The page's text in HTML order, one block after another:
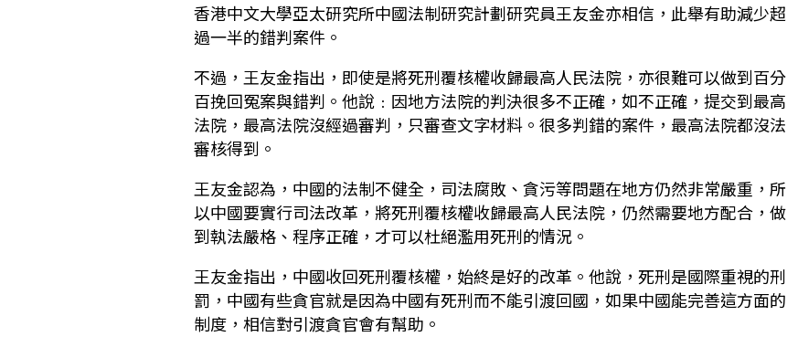
香港中文大學亞太研究所中國法制研究計劃研究員王友金亦相信，此舉有助減少超
過一半的錯判案件。
不過，王友金指出，即使是將死刑覆核權收歸最高人民法院，亦很難可以做到百分
百挽回冤案與錯判。他說﹕因地方法院的判決很多不正確，如不正確，提交到最高
法院，最高法院沒經過審判，只審查文字材料。很多判錯的案件，最高法院都沒法
審核得到。
王友金認為，中國的法制不健全，司法腐敗、貪污等問題在地方仍然非常嚴重，所
以中國要實行司法改革，將死刑覆核權收歸最高人民法院，仍然需要地方配合，做
到執法嚴格、程序正確，才可以杜絕濫用死刑的情況。
王友金指出，中國收回死刑覆核權，始終是好的改革。他說，死刑是國際重視的刑
罰，中國有些貪官就是因為中國有死刑而不能引渡回國，如果中國能完善這方面的
制度，相信對引渡貪官會有幫助。